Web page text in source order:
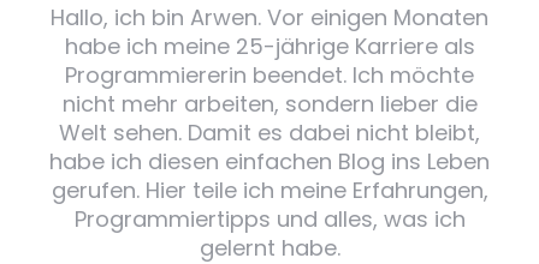
Hallo, ich bin Arwen. Vor einigen Monaten
habe ich meine 25-jährige Karriere als
Programmiererin beendet. Ich möchte
nicht mehr arbeiten, sondern lieber die
Welt sehen. Damit es dabei nicht bleibt,
habe ich diesen einfachen Blog ins Leben
gerufen. Hier teile ich meine Erfahrungen,
Programmiertipps und alles, was ich
gelernt habe.